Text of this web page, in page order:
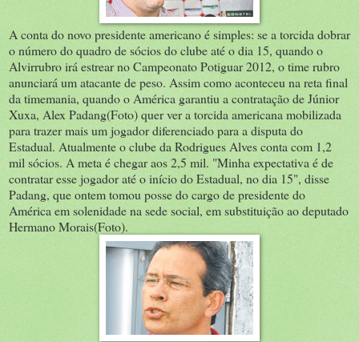
A conta do novo presidente americano é simples: se a torcida dobrar
o número do quadro de sócios do clube até o dia 15, quando o
Alvirrubro irá estrear no Campeonato Potiguar 2012, o time rubro
anunciará um atacante de peso. Assim como aconteceu na reta final
da timemania, quando o América garantiu a contratação de Júnior
Xuxa, Alex Padang(Foto) quer ver a torcida americana mobilizada
para trazer mais um jogador diferenciado para a disputa do
Estadual. Atualmente o clube da Rodrigues Alves conta com 1,2
mil sócios. A meta é chegar aos 2,5 mil. "Minha expectativa é de
contratar esse jogador até o início do Estadual, no dia 15", disse
Padang, que ontem tomou posse do cargo de presidente do
América em solenidade na sede social, em substituição ao deputado
Hermano Morais(Foto).